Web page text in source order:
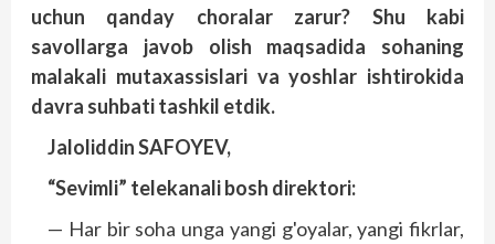
uchun qanday choralar zarur? Shu kabi
savollarga javob olish maqsadida sohaning
malakali mutaxassislari va yoshlar ishtirokida
davra suhbati tashkil etdik.
Jaloliddin SAFOYEV,
“Sevimli” telekanali bosh direktori:
— Har bir soha unga yangi g'oyalar, yangi fikrlar,